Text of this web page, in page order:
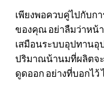
เพียงพอควบคู่ไปกับก
ของคุณอย่าลืมว่าหน้
เสมือนระบบอุปทานอุ
ปริมาณน้านมที่ผลิตจ
ดูดออก อย่างที่บอกไว้